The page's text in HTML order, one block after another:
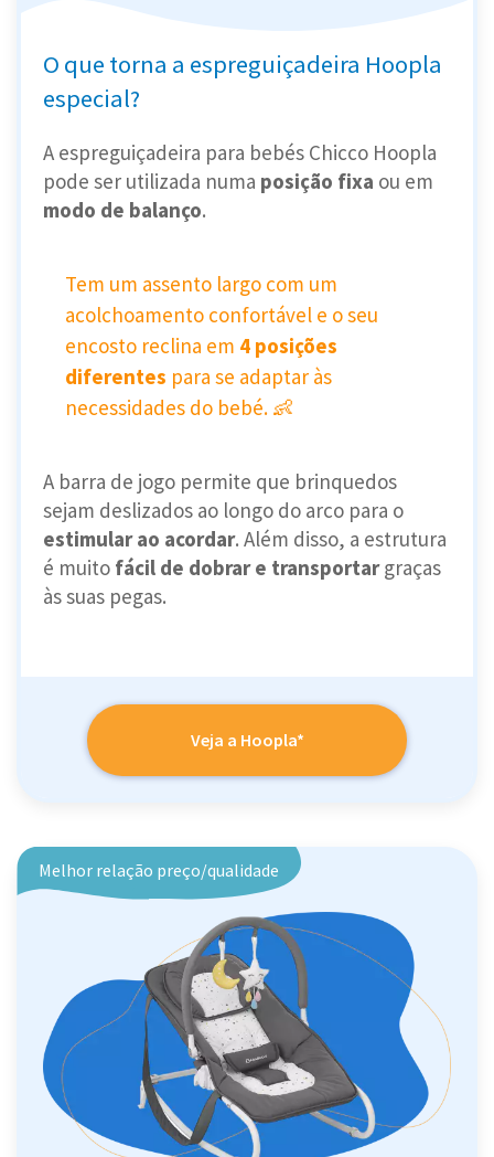
O que torna a espreguiçadeira Hoopla
especial?
A espreguiçadeira para bebés Chicco Hoopla
pode ser utilizada numa posição fixa ou em
modo de balanço.
Tem um assento largo com um
acolchoamento confortável e o seu
encosto reclina em 4 posições
diferentes para se adaptar às
necessidades do bebé. 👶
A barra de jogo permite que brinquedos
sejam deslizados ao longo do arco para o
estimular ao acordar. Além disso, a estrutura
é muito fácil de dobrar e transportargraças
às suas pegas.
Veja a Hoopla*
Melhor relação preço/qualidade